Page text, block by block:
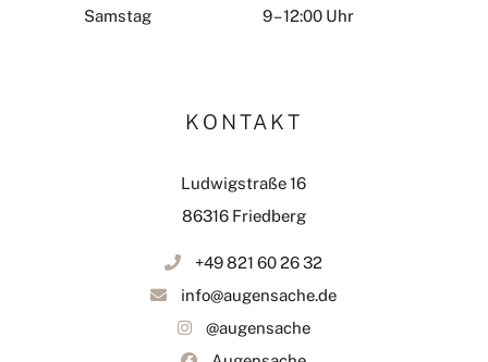
Samstag
9 – 12:00 Uhr
KONTAKT
Ludwigstraße 16
86316 Friedberg
+49 821 60 26 32
info@augensache.de
@augensache